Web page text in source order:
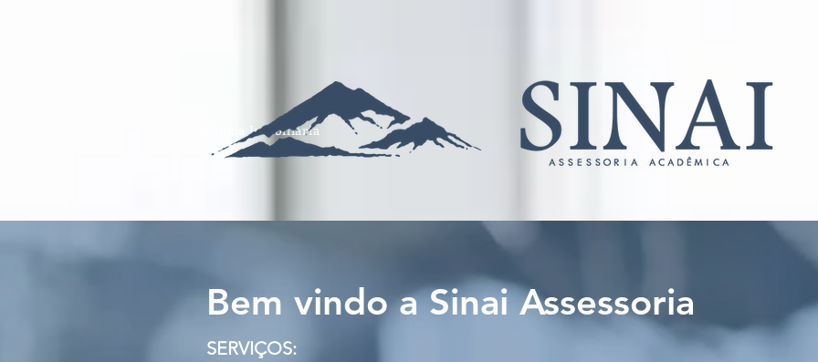
Agência Imobiliária
Bem vindo a Sinai Assessoria
SERVIÇOS: